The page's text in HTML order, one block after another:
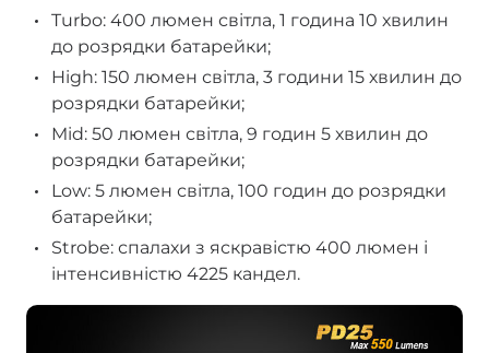
Turbo: 400 люмен світла, 1 година 10 хвилин
до розрядки батарейки;
High: 150 люмен світла, 3 години 15 хвилин до
розрядки батарейки;
Mid: 50 люмен світла, 9 годин 5 хвилин до
розрядки батарейки;
Low: 5 люмен світла, 100 годин до розрядки
батарейки;
Strobe: спалахи з яскравістю 400 люмен і
інтенсивністю 4225 кандел.